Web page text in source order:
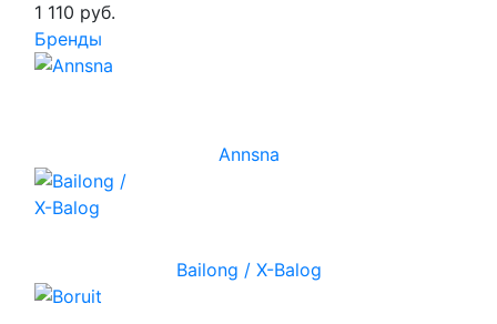
1 110 руб.
Бренды
Annsna
Bailong / X-Balog